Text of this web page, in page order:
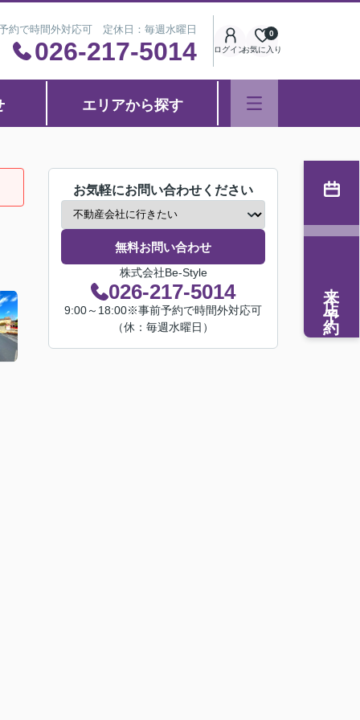
約で時間外対応可 定休日：毎週水曜日
026-217-5014 ログインお気に入り
0
エリアから探す
お気軽にお問い合わせください
無料お問い合わせ
株式会社Be-Style
026-217-5014
9:00～18:00※事前予約で時間外対応可
（休：毎週水曜日）
来店予約